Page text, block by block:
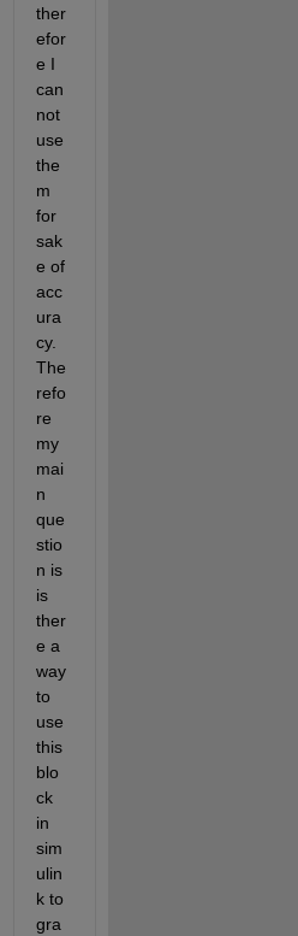
ther
efor
e I
can
not
use
the
m
for
sak
e of
acc
ura
cy.
The
refo
re
my
mai
n
que
stio
n is
is
ther
e a
way
to
use
this
blo
ck
in
sim
ulin
k to
gra